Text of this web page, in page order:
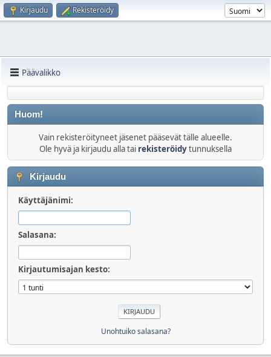
Kirjaudu Rekisteröidy
Päävalikko
Huom!
Vain rekisteröityneet jäsenet pääsevät tälle alueelle.
Ole hyvä ja kirjaudu alla tai rekisteröidytunnuksella
Kirjaudu
Käyttäjänimi:
Salasana:
Kirjautumisajan kesto:
Unohtuiko salasana?